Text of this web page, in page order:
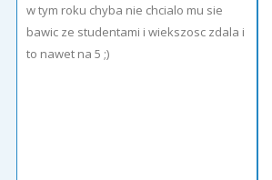
w tym roku chyba nie chcialo mu sie
bawic ze studentami i wiekszosc zdala i
to nawet na 5 ;)